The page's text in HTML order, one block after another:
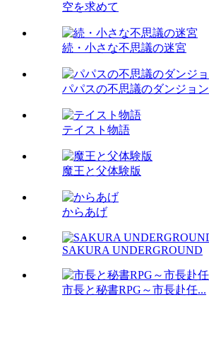
空を求めて
続・小さな不思議の迷宮
パパスの不思議のダンジョン
テイスト物語
魔王と父体験版
からあげ
SAKURA UNDERGROUND
市長と秘書RPG～市長赴任...